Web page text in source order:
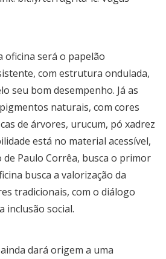
oficina será o papelão
com estrutura ondulada,
seu bom desempenho. Já as
naturais, com cores
de árvores, urucum, pó xadrez
está no material acessível,
de Paulo Corrêa, busca o primor
busca a valorização da
tradicionais, com o diálogo
inclusão social.
dará origem a uma